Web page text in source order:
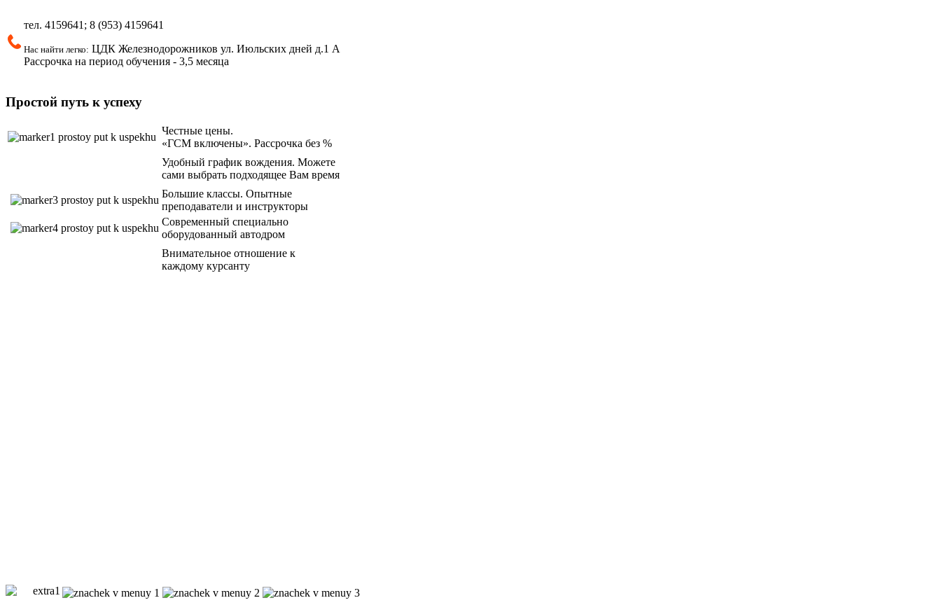
тел. 4159641; 8 (953) 4159641
Нас найти легко: ЦДК Железнодорожников ул. Июльских дней д.1 А
Рассрочка на период обучения - 3,5 месяца
Простой путь к успеху
Честные цены.
«ГСМ включены». Рассрочка без %
Удобный график вождения. Можете
сами выбрать подходящее Вам время
Большие классы. Опытные
преподаватели и инструкторы
Современный специально
оборудованный автодром
Внимательное отношение к
каждому курсанту